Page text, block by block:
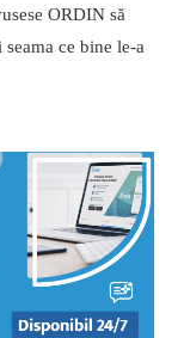
ORDIN să
ce bine le-a